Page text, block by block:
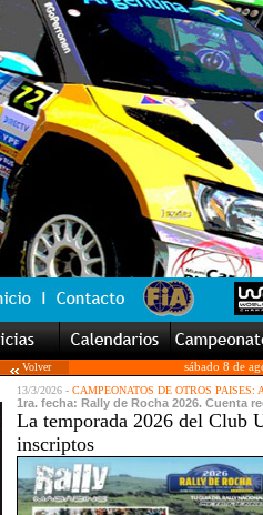
Volver
sábado 8 de
13/3/2026 - CAMPEONATOS DE OTROS PAISES:
1ra. fecha: Rally de Rocha 2026. Cuenta
La temporada 2026 del Club
inscriptos